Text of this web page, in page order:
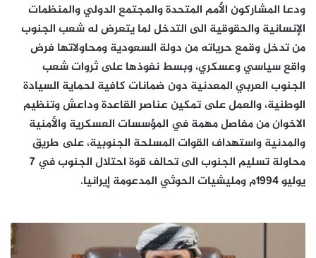
ودعا المشاركون الأمم المتحدة والمجتمع الدولي والمنظمات
الإنسانية والحقوقية الى التدخل لما يتعرض له شعب الجنوب
من تدخل وقمع حرياته من دولة السعودية ومحاولاتها فرض
واقع سياسي وعسكري، وبسط نفوذها على ثروات شعب
الجنوب العربي المعدنية دون ضمانات كافية لحماية السيادة
الوطنية، والعمل على تمكين عناصر القاعدة وداعش وتنظيم
الاخوان من مفاصل مهمة في المؤسسات العسكرية والأمنية
والمدنية واستهداف القوات المسلحة الجنوبية، على طريق
محاولة تسليم الجنوب الى تحالف قوة احتلال الجنوب في 7
يوليو 1994م ومليشيات الحوثي المدعومة إيرانيا.